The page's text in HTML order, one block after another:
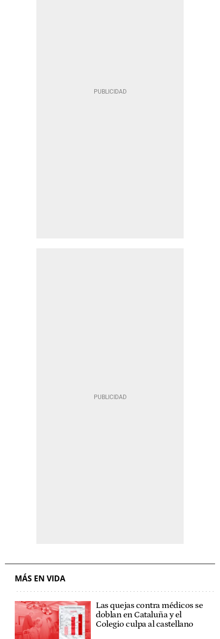
MÁS EN VIDA
Las quejas contra médicos se
doblan en Cataluña y el
Colegio culpa al castellano